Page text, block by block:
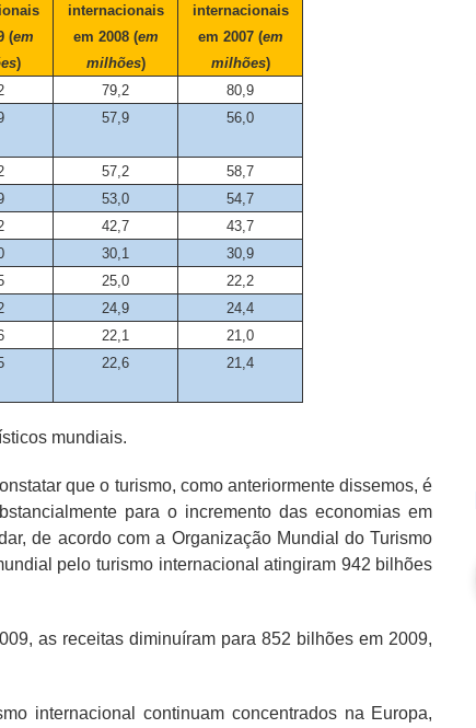
(em
)
internacionais
em 2008 (em
milhões)
internacionais
em 2007 (em
milhões)
79,2
80,9
57,9 56,0
57,2
58,7
53,0
54,7
42,7
43,7
30,1
30,9
25,0
22,2
24,9
24,4
22,1
21,0
22,6 21,4
mundiais.
que o turismo, como anteriormente dissemos, é
para o incremento das economias em
de acordo com a Organização Mundial do Turismo
pelo turismo internacional atingiram 942 bilhões
as receitas diminuíram para 852 bilhões em 2009,
internacional continuam concentrados na Europa,